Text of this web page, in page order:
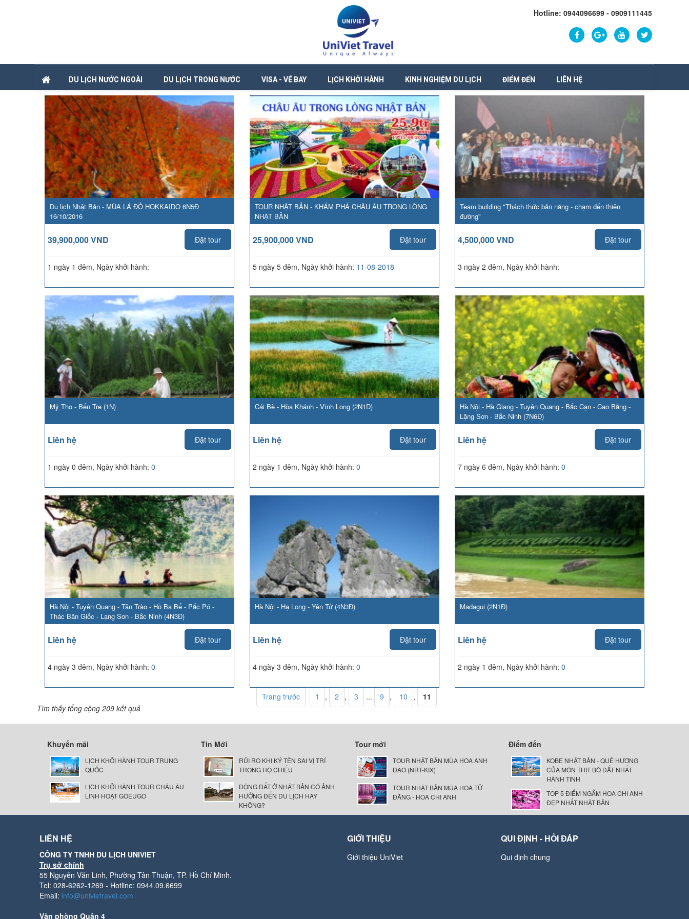
Hotline: 0944096699 - 0909111445
DU LỊCH NƯỚC NGOÀI DU LỊCH TRONG NƯỚC VISA - VÉ BAY LỊCH KHỞI HÀNH KINH NGHIỆM DU LỊCH ĐIỂM ĐẾN LIÊN HỆ
Du lịch Nhật Bản - MÙA LÁ ĐỎ HOKKAIDO 6N5Đ
16/10/2016
39,900,000 VND Đặt tour
1 ngày 1 đêm, Ngày khởi hành:
TOUR NHẬT BẢN - KHÁM PHÁ CHÂU ÂU TRONG LÒNG
NHẬT BẢN
25,900,000 VND Đặt tour
5 ngày 5 đêm, Ngày khởi hành: 11-08-2018
Team building "Thách thức bản năng - chạm đến thiên
đường"
4,500,000 VND Đặt tour
3 ngày 2 đêm, Ngày khởi hành:
Mỹ Tho - Bến Tre (1N)
Liên hệ Đặt tour
1 ngày 0 đêm, Ngày khởi hành: 0
Cái Bè - Hòa Khánh - Vĩnh Long (2N1D)
Liên hệ Đặt tour
2 ngày 1 đêm, Ngày khởi hành: 0
Hà Nội - Hà Giang - Tuyên Quang - Bắc Cạn - Cao Bằng -
Lặng Sơn - Bắc Ninh (7N6Đ)
Liên hệ Đặt tour
7 ngày 6 đêm, Ngày khởi hành: 0
Hà Nội - Tuyên Quang - Tân Trào - Hồ Ba Bể - Pắc Pó -
Thác Bản Giốc - Lạng Sơn - Bắc Ninh (4N3Đ)
Liên hệ Đặt tour
4 ngày 3 đêm, Ngày khởi hành: 0
Hà Nội - Hạ Long - Yên Tử (4N3Đ)
Liên hệ Đặt tour
4 ngày 3 đêm, Ngày khởi hành: 0
Madagui (2N1Đ)
Liên hệ Đặt tour
2 ngày 1 đêm, Ngày khởi hành: 0
Trang trước 1 , 2 , 3 ... 9 , 10 ,
11
Tìm thấy tổng cộng 209 kết quả
Khuyến mãi
LỊCH KHỞI HÀNH TOUR TRUNG
QUỐC
LỊCH KHỞI HÀNH TOUR CHÂU ÂU
LINH HOẠT GOEUGO
Tin Mới
RỦI RO KHI KÝ TÊN SAI VỊ TRÍ
TRONG HỘ CHIẾU
ĐỘNG ĐẤT Ở NHẬT BẢN CÓ ẢNH
HƯỞNG ĐẾN DU LỊCH HAY
KHÔNG?
Tour mới
TOUR NHẬT BẢN MÙA HOA ANH
ĐÀO (NRT-KIX)
TOUR NHẬT BẢN MÙA HOA TỬ
ĐẰNG - HOA CHI ANH
Điểm đến
KOBE NHẬT BẢN - QUÊ HƯƠNG
CỦA MÓN THỊT BÒ ĐẮT NHẤT
HÀNH TINH
TOP 5 ĐIỂM NGẮM HOA CHI ANH
ĐẸP NHẤT NHẬT BẢN
LIÊN HỆ
CÔNG TY TNHH DU LỊCH UNIVIET
Trụ sở chính
55 Nguyễn Văn Linh, Phường Tân Thuận, TP. Hồ Chí Minh.
Tel: 028-6262-1269 - Hotline: 0944.09.6699
Email: info@univietravel.com
Văn phòng Quận 4
GIỚI THIỆU
Giới thiệu UniViet
QUI ĐỊNH - HỎI ĐÁP
Qui định chung